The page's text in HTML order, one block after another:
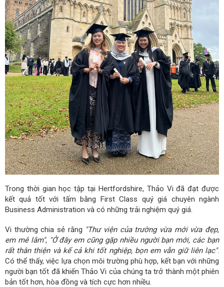
Trong thời gian học tập tại Hertfordshire, Thảo Vi đã đạt được
kết quả tốt với tấm bằng First Class quý giá chuyên ngành
Business Administration và có những trải nghiệm quý giá.
Vi thường chia sẻ rằng "Thư viện của trường vừa mới vừa đẹp,
em mê lắm", "Ở đây em cũng gặp nhiều người bạn mới, các bạn
rất thân thiện và kể cả khi tốt nghiệp, bọn em vẫn giữ liên lạc".
Có thể thấy, việc lựa chọn môi trường phù hợp, kết bạn với những
người bạn tốt đã khiến Thảo Vi của chúng ta trở thành một phiên
bản tốt hơn, hòa đồng và tích cực hơn nhiều.